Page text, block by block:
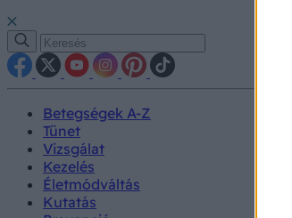
Betegségek A-Z
Tünet
Vizsgálat
Kezelés
Életmódváltás
Kutatás